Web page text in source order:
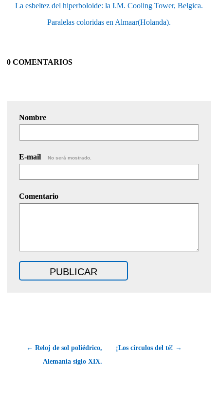
La esbeltez del hiperboloide: la I.M. Cooling Tower, Belgica.
Paralelas coloridas en Almaar(Holanda).
0 COMENTARIOS
Nombre
E-mail No será mostrado.
Comentario
← Reloj de sol poliédrico,
Alemania siglo XIX.
¡Los círculos del té! →